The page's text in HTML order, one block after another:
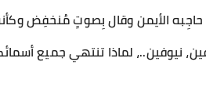
الأيمن وقال بِصوتٍ مُنخفِض
نيوفين..، لماذا تنتهي جميع